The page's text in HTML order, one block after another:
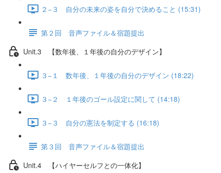
２−３ 自分の未来の姿を自分で決めること (15:31)
第２回 音声ファイル＆宿題提出
Unit.3 【数年後、１年後の自分のデザイン】
３−１ 数年後、１年後の自分のデザイン (18:22)
３−２ １年後のゴール設定に関して (14:18)
３−３ 自分の憲法を制定する (16:18)
第３回 音声ファイル＆宿題提出
Unit.4 【ハイヤーセルフとの一体化】